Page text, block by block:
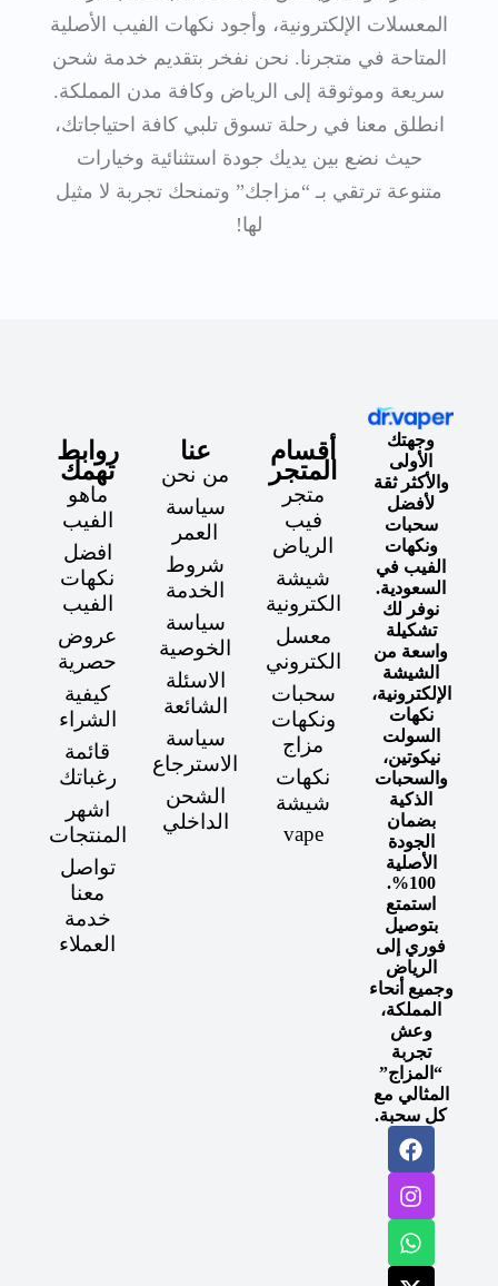
المعسلات الإلكترونية، وأجود نكهات الفيب الأصلية
المتاحة في متجرنا. نحن نفخر بتقديم خدمة شحن
سريعة وموثوقة إلى الرياض وكافة مدن المملكة.
انطلق معنا في رحلة تسوق تلبي كافة احتياجاتك،
حيث نضع بين يديك جودة استثنائية وخيارات
متنوعة ترتقي بـ “مزاجك” وتمنحك تجربة لا مثيل
لها!
وجهتك
الأولى
والأكثر ثقة
لأفضل
سحبات
ونكهات
الفيب في
السعودية.
نوفر لك
تشكيلة
واسعة من
الشيشة
الإلكترونية،
نكهات
السولت
نيكوتين،
والسحبات
الذكية
بضمان
الجودة
الأصلية
100%.
استمتع
بتوصيل
فوري إلى
الرياض
وجميع أنحاء
المملكة،
وعش
تجربة
“المزاج”
المثالي مع
كل سحبة.
أقسام
المتجر
متجر
فيب
الرياض
شيشة
الكترونية
معسل
الكتروني
سحبات
ونكهات
مزاج
نكهات
شيشة
vape
عنا
من نحن
سياسة
العمر
شروط
الخدمة
سياسة
الخوصية
الاسئلة
الشائعة
سياسة
الاسترجاع
الشحن
الداخلي
روابط
تهمك
ماهو
الفيب
افضل
نكهات
الفيب
عروض
حصرية
كيفية
الشراء
قائمة
رغباتك
اشهر
المنتجات
تواصل
معنا
خدمة
العملاء